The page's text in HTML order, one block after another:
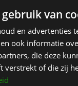
van
en advertenties
ook informatie
die deze
verstrekt of die zij